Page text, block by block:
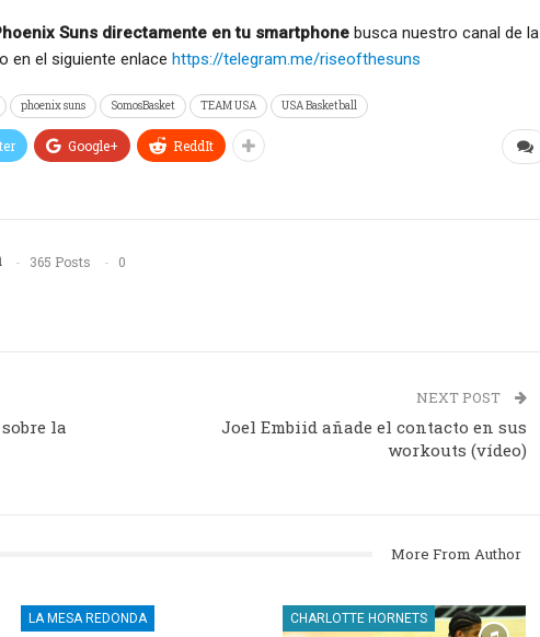
Suns directamente en tu smartphone busca nuestro canal de la
en el siguiente enlace https://telegram.me/riseofthesuns
phoenix suns SomosBasket TEAM USA USA Basketball
Google+ ReddIt
365 Posts
0
la
NEXT POST
Joel Embiid añade el contacto en sus
workouts (vídeo)
More From Author
LA MESA REDONDA CHARLOTTE HORNETS